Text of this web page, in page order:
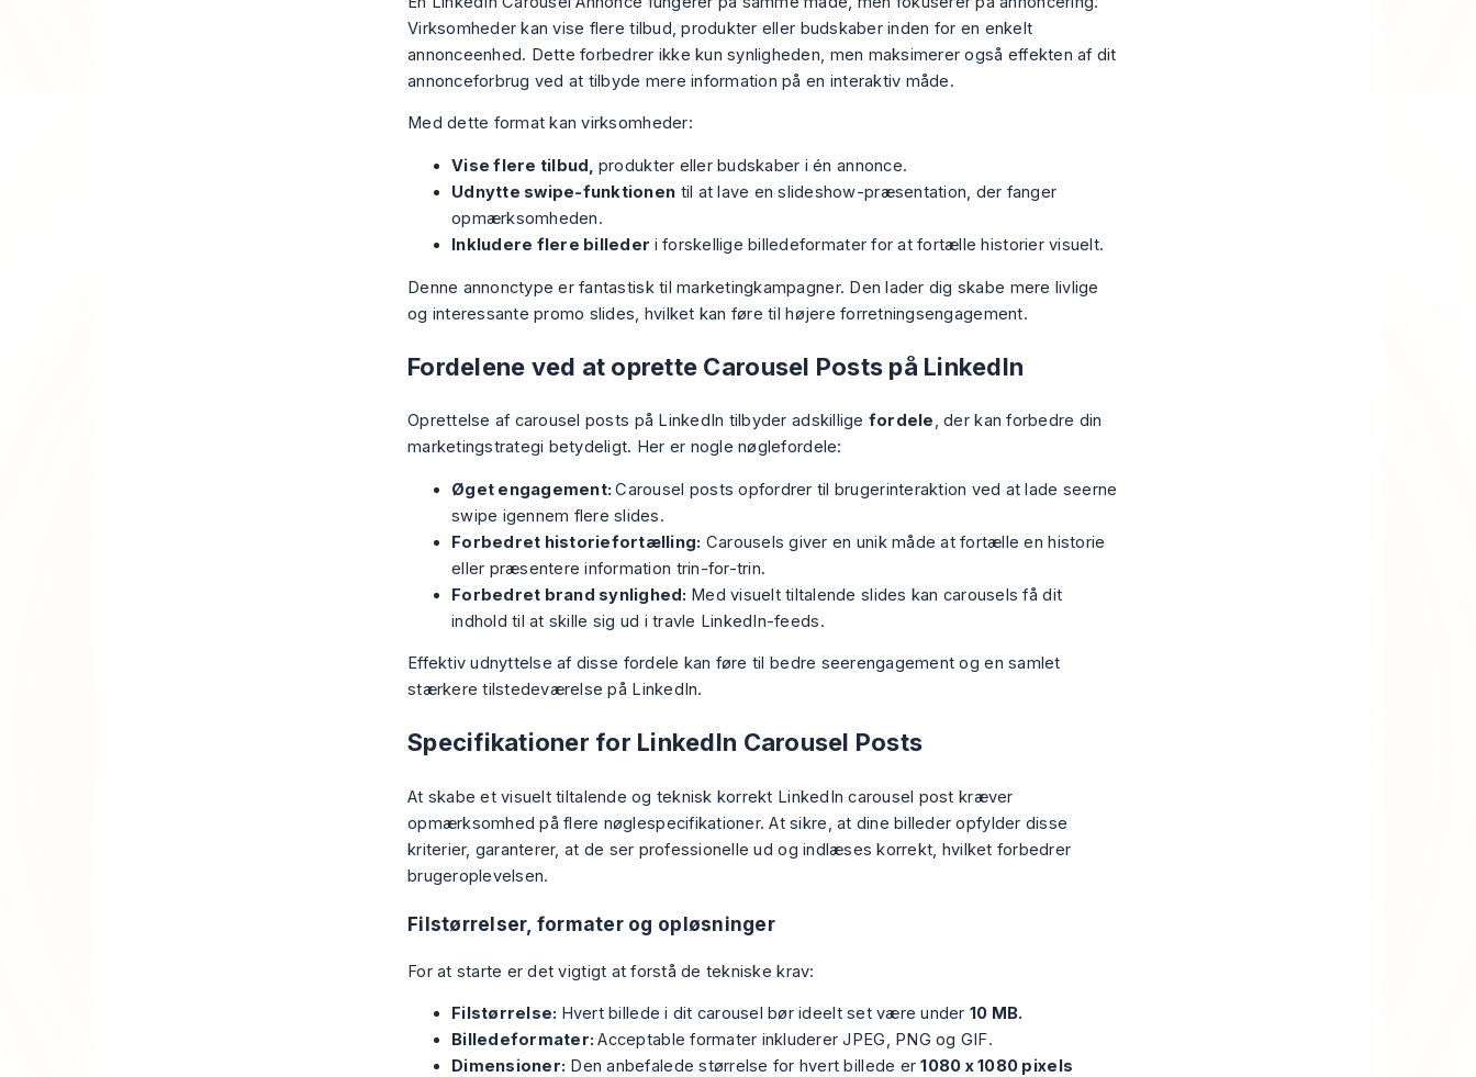
Virksomheder kan vise flere tilbud, produkter eller budskaber inden for en enkelt
annonceenhed. Dette forbedrer ikke kun synligheden, men maksimerer også effekten af dit
annonceforbrug ved at tilbyde mere information på en interaktiv måde.
Med dette format kan virksomheder:
Vise flere tilbud, produkter eller budskaber i én annonce.
Udnytte swipe-funktionen til at lave en slideshow-præsentation, der fanger
opmærksomheden.
Inkludere flere billeder i forskellige billedeformater for at fortælle historier visuelt.
Denne annonctype er fantastisk til marketingkampagner. Den lader dig skabe mere livlige
og interessante promo slides, hvilket kan føre til højere forretningsengagement.
Fordelene ved at oprette Carousel Posts på LinkedIn
Oprettelse af carousel posts på LinkedIn tilbyder adskillige fordele, der kan forbedre din
marketingstrategi betydeligt. Her er nogle nøglefordele:
Øget engagement:Carousel posts opfordrer til brugerinteraktion ved at lade seerne
swipe igennem flere slides.
Forbedret historiefortælling: Carousels giver en unik måde at fortælle en historie
eller præsentere information trin-for-trin.
Forbedret brand synlighed: Med visuelt tiltalende slides kan carousels få dit
indhold til at skille sig ud i travle LinkedIn-feeds.
Effektiv udnyttelse af disse fordele kan føre til bedre seerengagement og en samlet
stærkere tilstedeværelse på LinkedIn.
Specifikationer for LinkedIn Carousel Posts
At skabe et visuelt tiltalende og teknisk korrekt LinkedIn carousel post kræver
opmærksomhed på flere nøglespecifikationer. At sikre, at dine billeder opfylder disse
kriterier, garanterer, at de ser professionelle ud og indlæses korrekt, hvilket forbedrer
brugeroplevelsen.
Filstørrelser, formater og opløsninger
For at starte er det vigtigt at forstå de tekniske krav:
Filstørrelse: Hvert billede i dit carousel bør ideelt set være under 10 MB.
Billedeformater:Acceptable formater inkluderer JPEG, PNG og GIF.
Dimensioner: Den anbefalede størrelse for hvert billede er1080 x 1080 pixels